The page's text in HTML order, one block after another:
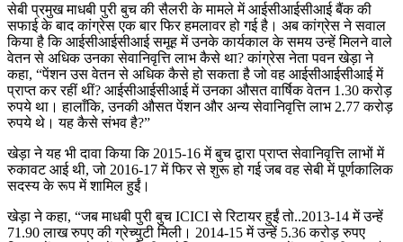
सेबी प्रमुख माधबी पुरी बुच की सैलरी के मामले में आईसीआईसीआई बैंक की
सफाई के बाद कांग्रेस एक बार फिर हमलावर हो गई है। अब कांग्रेस ने सवाल
किया है कि आईसीआईसीआई समूह में उनके कार्यकाल के समय उन्हें मिलने वाले
वेतन से अधिक उनका सेवानिवृत्ति लाभ कैसे था? कांग्रेस नेता पवन खेड़ा ने
कहा, “पेंशन उस वेतन से अधिक कैसे हो सकता है जो वह आईसीआईसीआई में
प्राप्त कर रहीं थीं? आईसीआईसीआई में उनका औसत वार्षिक वेतन 1.30 करोड़
रुपये था। हालाँकि, उनकी औसत पेंशन और अन्य सेवानिवृत्ति लाभ 2.77 करोड़
रुपये थे। यह कैसे संभव है?”
खेड़ा ने यह भी दावा किया कि 2015-16 में बुच द्वारा प्राप्त सेवानिवृत्ति लाभों में
रुकावट आई थी, जो 2016-17 में फिर से शुरू हो गई जब वह सेबी में पूर्णकालिक
सदस्य के रूप में शामिल हुईं।
खेड़ा ने कहा, “जब माधबी पुरी बुच ICICI से रिटायर हुईं तो..2013-14 में उन्हें
71.90 लाख रुपए की ग्रेच्युटी मिली। 2014-15 में उन्हें 5.36 करोड़ रुपए